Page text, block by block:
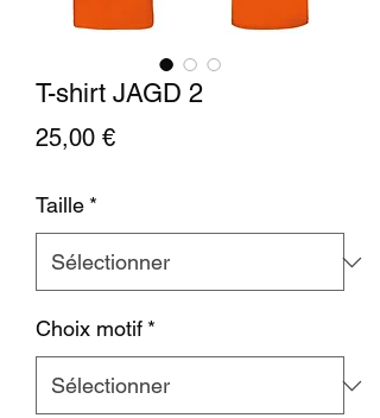
T-shirt JAGD 2
25,00 €Prix
Taille *
Choix motif *